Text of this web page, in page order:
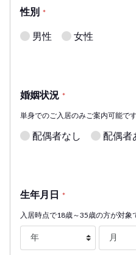
性別 *
男性 女性
婚姻状況 *
単身でのご入居のみご案内可能です
配偶者なし 配偶者
生年月日 *
入居時点で18歳～35歳の方が対象